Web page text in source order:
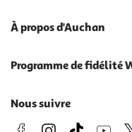
À propos d'Auchan
Programme de fidélité
Nous suivre